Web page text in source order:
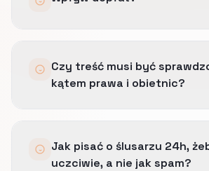
Dobrze pokazane dopłaty
Czy treść musi być
kątem prawa i obietnic?
Zanim skala ruchu wzrośnie,
Jak pisać o ślusarzu 24h,
uczciwie, a nie jak spam?